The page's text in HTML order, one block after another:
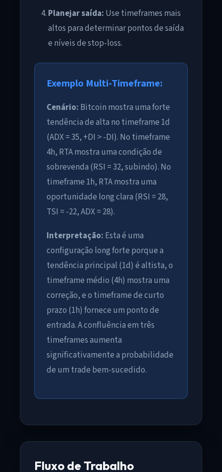
Planejar saída: Use timeframes mais
altos para determinar pontos de saída
e níveis de stop-loss.
Exemplo Multi-Timeframe:
Cenário: Bitcoin mostra uma forte
tendência de alta no timeframe 1d
(ADX = 35, +DI > -DI). No timeframe
4h, RTA mostra uma condição de
sobrevenda (RSI = 32, subindo). No
timeframe 1h, RTA mostra uma
oportunidade long clara (RSI = 28,
TSI = -22, ADX = 28).
Interpretação: Esta é uma
configuração long forte porque a
tendência principal (1d) é altista, o
timeframe médio (4h) mostra uma
correção, e o timeframe de curto
prazo (1h) fornece um ponto de
entrada. A confluência em três
timeframes aumenta
significativamente a probabilidade
de um trade bem-sucedido.
Fluxo de Trabalho